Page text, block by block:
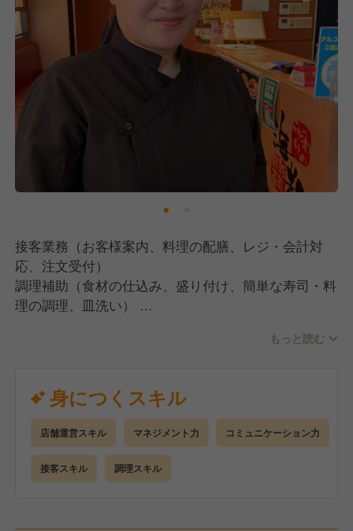
接客業務（お客様案内、料理の配膳、レジ・会計対
応、注文受付）
調理補助（食材の仕込み、盛り付け、簡単な寿司・料
理の調理、皿洗い）
売上管理、シフト管理などの店舗運営業務（店長・管
食材の発注や仕入れ、在庫管理
アルバイトスタッフの採用・指導・シフト作成（店
長・SV職等）
上記の内容を主にやっていただきます。
もっと読む
身につくスキル
店舗運営スキル マネジメント力 コミュニケーション力
接客スキル 調理スキル